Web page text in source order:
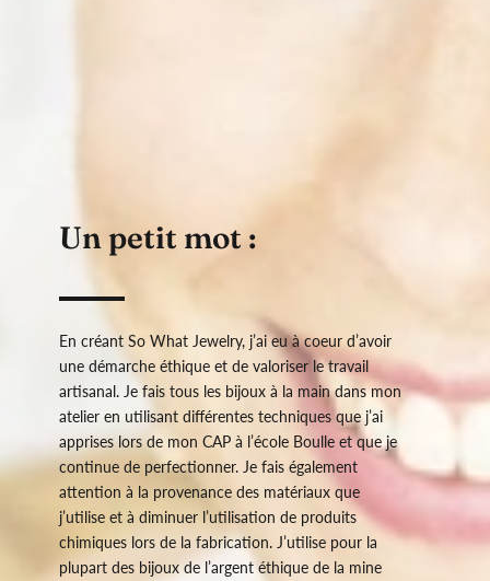
Un petit mot :
En créant So What Jewelry, j’ai eu à coeur d’avoir
une démarche éthique et de valoriser le travail
artisanal. Je fais tous les bijoux à la main dans mon
atelier en utilisant différentes techniques que j’ai
apprises lors de mon CAP à l’école Boulle et que je
continue de perfectionner. Je fais également
attention à la provenance des matériaux que
j’utilise et à diminuer l’utilisation de produits
chimiques lors de la fabrication. J’utilise pour la
plupart des bijoux de l’argent éthique de la mine